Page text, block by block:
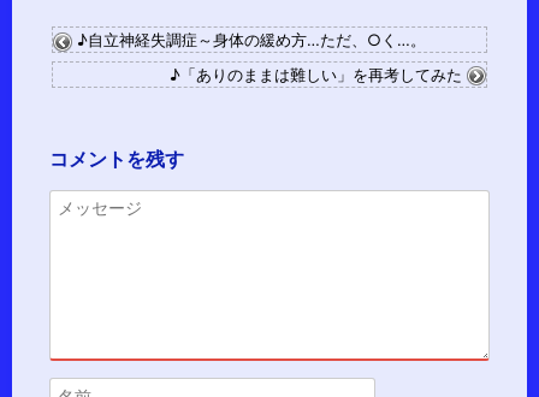
♪自立神経失調症～身体の緩め方…ただ、○く…。
♪「ありのままは難しい」を再考してみた
コメントを残す